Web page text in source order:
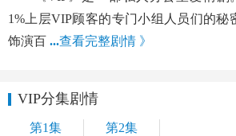
1%上层VIP顾客的专门小组人员们的秘
饰演百 ...查看完整剧情 》
VIP分集剧情
第1集 第2集